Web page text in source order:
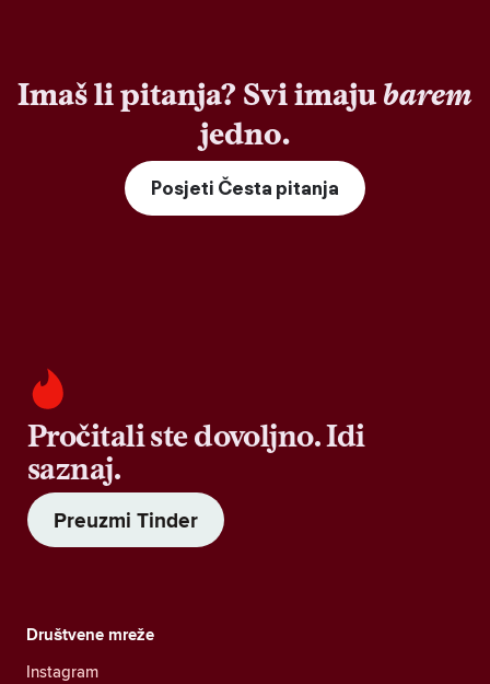
Imaš li pitanja? Svi imaju barem
jedno.
Posjeti Česta pitanja
Pročitali ste dovoljno. Idi
saznaj.
Preuzmi Tinder
Društvene mreže
Instagram